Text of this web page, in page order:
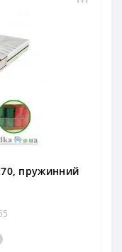
пружинний